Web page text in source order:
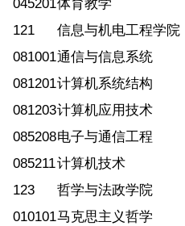
045201体育教学
121
信息与机电工程学院
081001通信与信息系统
081201计算机系统结构
081203计算机应用技术
085208电子与通信工程
085211计算机技术
123
哲学与法政学院
010101马克思主义哲学